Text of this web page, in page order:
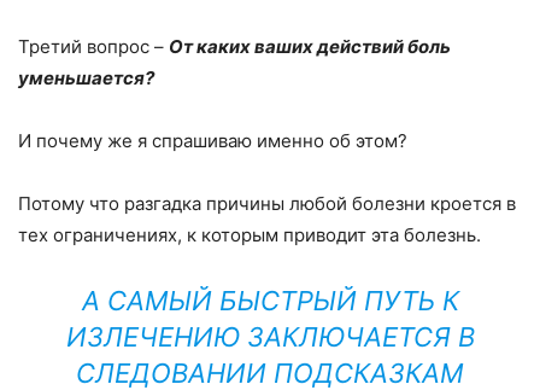
Третий вопрос – От каких ваших действий боль
уменьшается?
И почему же я спрашиваю именно об этом?
Потому что разгадка причины любой болезни кроется в
тех ограничениях, к которым приводит эта болезнь.
А САМЫЙ БЫСТРЫЙ ПУТЬ К
ИЗЛЕЧЕНИЮ ЗАКЛЮЧАЕТСЯ В
СЛЕДОВАНИИ ПОДСКАЗКАМ